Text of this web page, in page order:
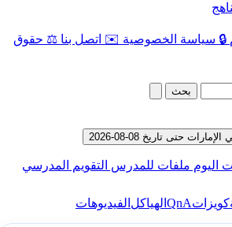
🔒 سياسة الخصوصية ✉️ اتصل بنا ⚖️ حقوق
بحث
حتى تاريخ 08-08-2026
اليوم ملفات للمدرس التقويم المدرسي
كويزاتQnAالهياكلالفيديوهات